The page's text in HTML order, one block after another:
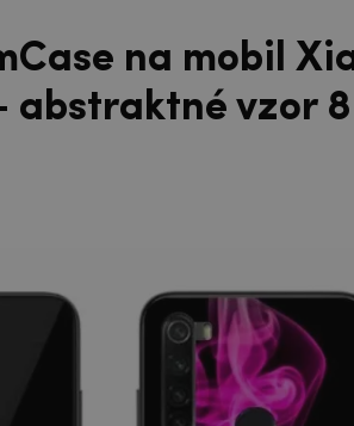
na mobil
abstraktné vzor 8